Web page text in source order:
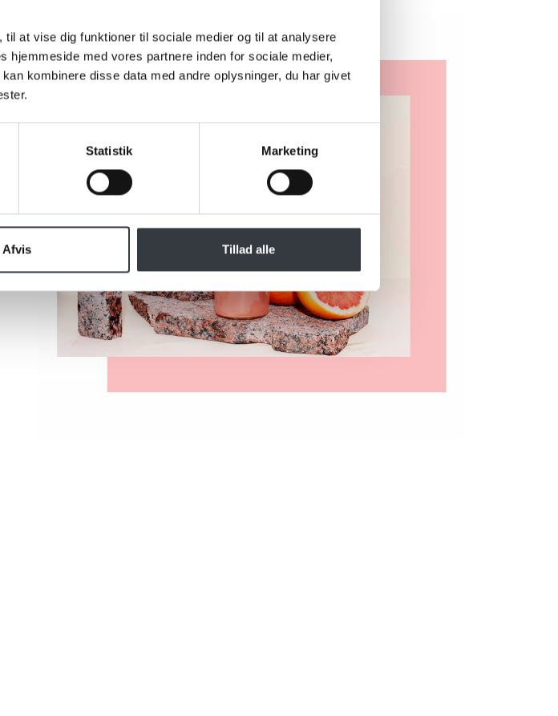
at vise dig funktioner til sociale medier og til at analysere
med vores partnere inden for sociale medier,
kombinere disse data med andre oplysninger, du har givet
Statistik Marketing
Afvis Tillad alle